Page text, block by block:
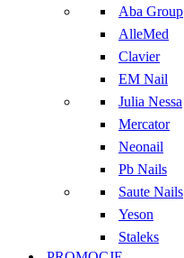
Aba Group
AlleMed
Clavier
EM Nail
Julia Nessa
Mercator
Neonail
Pb Nails
Saute Nails
Yeson
Staleks